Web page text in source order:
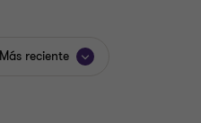
Más reciente